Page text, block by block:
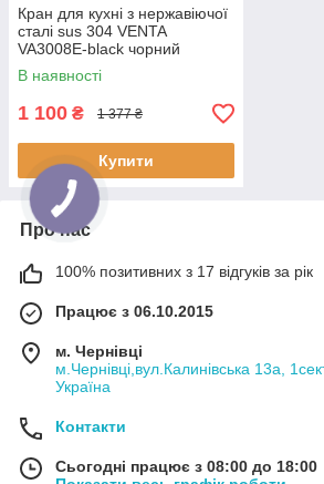
Кран для кухні з нержавіючої
сталі sus 304 VENTA
VA3008E-black чорний
гнучкий носик
В наявності
1 100 ₴ 1 377 ₴
Купити
Про нас
100% позитивних з 17 відгуків за рік
Працює з 06.10.2015
м. Чернівці
м.Чернівці,вул.Калинівська 13а,
Україна
Контакти
Сьогодні працює з 08:00 до 18:00